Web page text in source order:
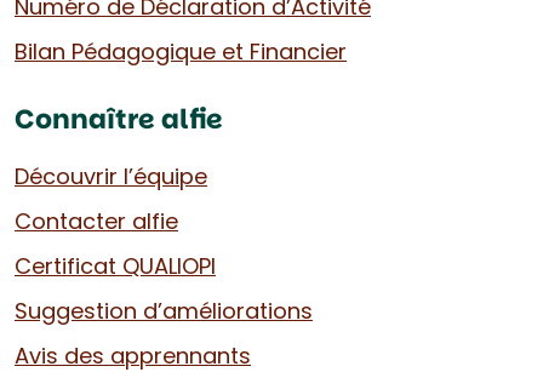
Numéro de Déclaration d’Activité
Bilan Pédagogique et Financier
Connaître alfie
Découvrir l’équipe
Contacter alfie
Certificat QUALIOPI
Suggestion d’améliorations
Avis des apprennants